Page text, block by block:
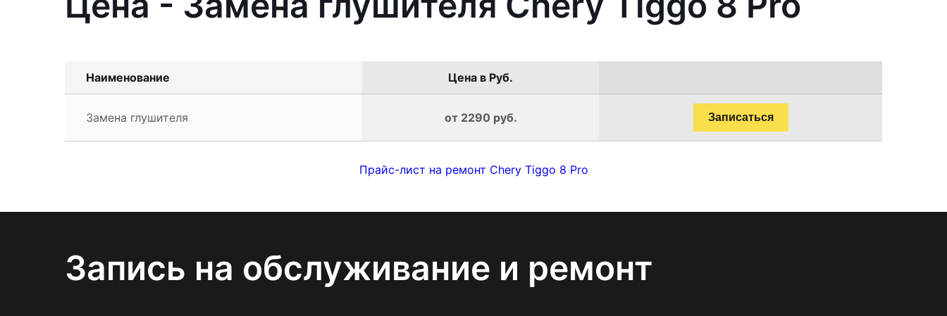
Наименование Цена в Руб.
Замена глушителя от 2290 руб. Записаться
Прайс-лист на ремонт Chery Tiggo 8 Pro
Запись на обслуживание и ремонт